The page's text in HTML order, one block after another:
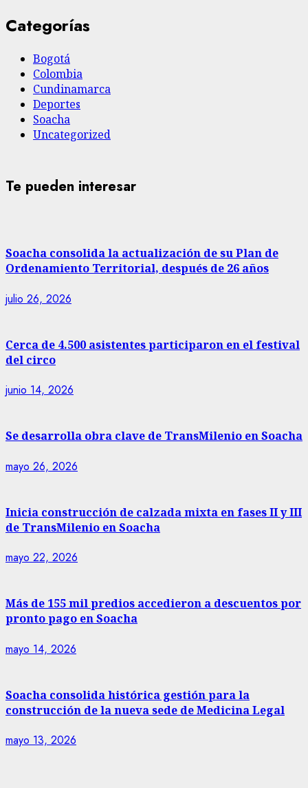
Categorías
Bogotá
Colombia
Cundinamarca
Deportes
Soacha
Uncategorized
Te pueden interesar
Soacha consolida la actualización de su Plan de
Ordenamiento Territorial, después de 26 años
julio 26, 2026
Cerca de 4.500 asistentes participaron en el festival
del circo
junio 14, 2026
Se desarrolla obra clave de TransMilenio en Soacha
mayo 26, 2026
Inicia construcción de calzada mixta en fases II y III
de TransMilenio en Soacha
mayo 22, 2026
Más de 155 mil predios accedieron a descuentos por
pronto pago en Soacha
mayo 14, 2026
Soacha consolida histórica gestión para la
construcción de la nueva sede de Medicina Legal
mayo 13, 2026